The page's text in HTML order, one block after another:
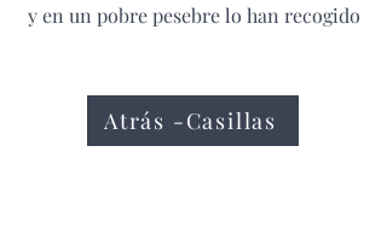
y en un pobre pesebre lo han recogido
Atrás -Casillas